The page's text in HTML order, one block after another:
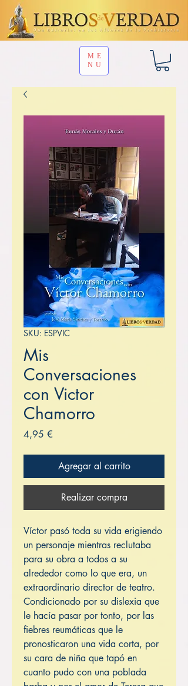
ME
NU
SKU: ESPVIC
Mis
Conversaciones
con Victor
Chamorro
4,95 €
Agregar al carrito
Realizar compra
Víctor pasó toda su vida erigiendo
un personaje mientras reclutaba
para su obra a todos a su
alrededor como lo que era, un
extraordinario director de teatro.
Condicionado por su dislexia que
le hacía pasar por tonto, por las
fiebres reumáticas que le
pronosticaron una vida corta, por
su cara de niña que tapó en
cuanto pudo con una poblada